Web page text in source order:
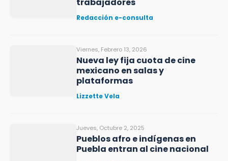
Redacción e-consulta
Viernes, Febrero 13, 2026
Nueva ley fija cuota de cine
mexicano en salas y
plataformas
Lizzette Vela
Jueves, Octubre 2, 2025
Pueblos afro e indígenas en
Puebla entran al cine nacional